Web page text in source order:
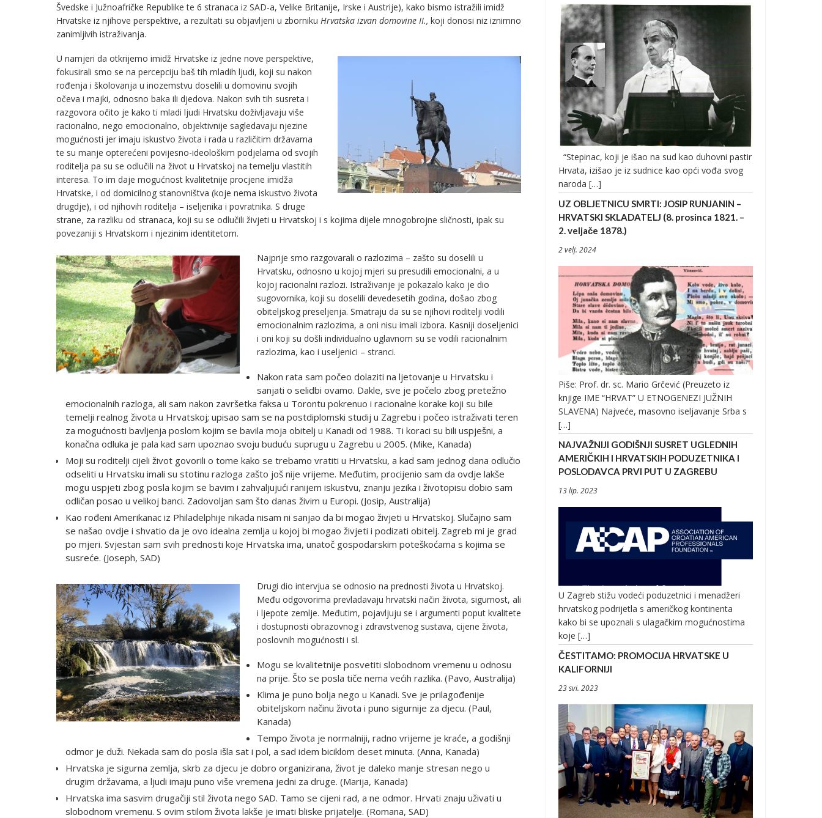
Švedske i Južnoafričke Republike te 6 stranaca iz SAD-a, Velike Britanije, Irske i Austrije), kako bismo istražili imidž
Hrvatske iz njihove perspektive, a rezultati su objavljeni u zborniku Hrvatska izvan domovine II., koji donosi niz iznimno
zanimljivih istraživanja.
U namjeri da otkrijemo imidž Hrvatske iz jedne nove perspektive,
fokusirali smo se na percepciju baš tih mladih ljudi, koji su nakon
rođenja i školovanja u inozemstvu doselili u domovinu svojih
očeva i majki, odnosno baka ili djedova. Nakon svih tih susreta i
razgovora očito je kako ti mladi ljudi Hrvatsku doživljavaju više
racionalno, nego emocionalno, objektivnije sagledavaju njezine
mogućnosti jer imaju iskustvo života i rada u različitim državama
te su manje opterećeni povijesno-ideološkim podjelama od svojih
roditelja pa su se odlučili na život u Hrvatskoj na temelju vlastitih
interesa. To im daje mogućnost kvalitetnije procjene imidža
Hrvatske, i od domicilnog stanovništva (koje nema iskustvo života
drugdje), i od njihovih roditelja – iseljenika i povratnika. S druge
strane, za razliku od stranaca, koji su se odlučili živjeti u Hrvatskoj i s kojima dijele mnogobrojne sličnosti, ipak su
povezaniji s Hrvatskom i njezinim identitetom.
Najprije smo razgovarali o razlozima – zašto su doselili u
Hrvatsku, odnosno u kojoj mjeri su presudili emocionalni, a u
kojoj racionalni razlozi. Istraživanje je pokazalo kako je dio
sugovornika, koji su doselili devedesetih godina, došao zbog
obiteljskog preseljenja. Smatraju da su se njihovi roditelji vodili
emocionalnim razlozima, a oni nisu imali izbora. Kasniji doseljenici
i oni koji su došli individualno uglavnom su se vodili racionalnim
razlozima, kao i useljenici – stranci.
Nakon rata sam počeo dolaziti na ljetovanje u Hrvatsku i
sanjati o selidbi ovamo. Dakle, sve je počelo zbog pretežno
emocionalnih razloga, ali sam nakon završetka faksa u Torontu pokrenuo i racionalne korake koji su bile
temelji realnog života u Hrvatskoj; upisao sam se na postdiplomski studij u Zagrebu i počeo istraživati teren
za mogućnosti bavljenja poslom kojim se bavila moja obitelj u Kanadi od 1988. Ti koraci su bili uspješni, a
konačna odluka je pala kad sam upoznao svoju buduću suprugu u Zagrebu u 2005. (Mike, Kanada)
Moji su roditelji cijeli život govorili o tome kako se trebamo vratiti u Hrvatsku, a kad sam jednog dana odlučio
odseliti u Hrvatsku imali su stotinu razloga zašto još nije vrijeme. Međutim, procijenio sam da ovdje lakše
mogu uspjeti zbog posla kojim se bavim i zahvaljujući ranijem iskustvu, znanju jezika i životopisu dobio sam
odličan posao u velikoj banci. Zadovoljan sam što danas živim u Europi. (Josip, Australija)
Kao rođeni Amerikanac iz Philadelphije nikada nisam ni sanjao da bi mogao živjeti u Hrvatskoj. Slučajno sam
se našao ovdje i shvatio da je ovo idealna zemlja u kojoj bi mogao živjeti i podizati obitelj. Zagreb mi je grad
po mjeri. Svjestan sam svih prednosti koje Hrvatska ima, unatoč gospodarskim poteškoćama s kojima se
susreće. (Joseph, SAD)
Drugi dio intervjua se odnosio na prednosti života u Hrvatskoj.
Među odgovorima prevladavaju hrvatski način života, sigurnost, ali
i ljepote zemlje. Međutim, pojavljuju se i argumenti poput kvalitete
i dostupnosti obrazovnog i zdravstvenog sustava, cijene života,
poslovnih mogućnosti i sl.
Mogu se kvalitetnije posvetiti slobodnom vremenu u odnosu
na prije. Što se posla tiče nema većih razlika. (Pavo, Australija)
Klima je puno bolja nego u Kanadi. Sve je prilagođenije
obiteljskom načinu života i puno sigurnije za djecu. (Paul,
Kanada)
Tempo života je normalniji, radno vrijeme je kraće, a godišnji
odmor je duži. Nekada sam do posla išla sat i pol, a sad idem biciklom deset minuta. (Anna, Kanada)
Hrvatska je sigurna zemlja, skrb za djecu je dobro organizirana, život je daleko manje stresan nego u
drugim državama, a ljudi imaju puno više vremena jedni za druge. (Marija, Kanada)
Hrvatska ima sasvim drugačiji stil života nego SAD. Tamo se cijeni rad, a ne odmor. Hrvati znaju uživati u
slobodnom vremenu. S ovim stilom života lakše je imati bliske prijatelje. (Romana, SAD)
“Stepinac, koji je išao na sud kao duhovni pastir
Hrvata, izišao je iz sudnice kao opći vođa svog
naroda […]
UZ OBLJETNICU SMRTI: JOSIP RUNJANIN –
HRVATSKI SKLADATELJ (8. prosinca 1821. –
2. veljače 1878.)
2 velj. 2024
Piše: Prof. dr. sc. Mario Grčević (Preuzeto iz
knjige IME “HRVAT” U ETNOGENEZI JUŽNIH
SLAVENA) Najveće, masovno iseljavanje Srba s
[…]
NAJVAŽNIJI GODIŠNJI SUSRET UGLEDNIH
AMERIČKIH I HRVATSKIH PODUZETNIKA I
POSLODAVCA PRVI PUT U ZAGREBU
13 lip. 2023
U Zagreb stižu vodeći poduzetnici i menadžeri
hrvatskog podrijetla s američkog kontinenta
kako bi se upoznali s ulagačkim mogućnostima
koje […]
ČESTITAMO: PROMOCIJA HRVATSKE U
KALIFORNIJI
23 svi. 2023